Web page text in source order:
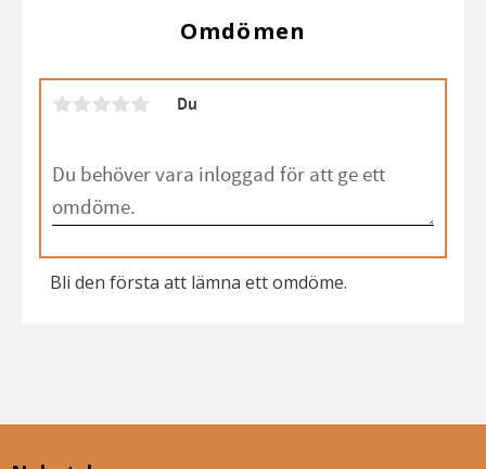
Omdömen
Du
Bli den första att lämna ett omdöme.